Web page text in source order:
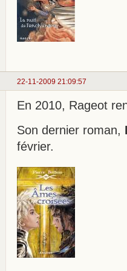
22-11-2009 21:09:57
En 2010, Rageot
Son dernier roman,
février.